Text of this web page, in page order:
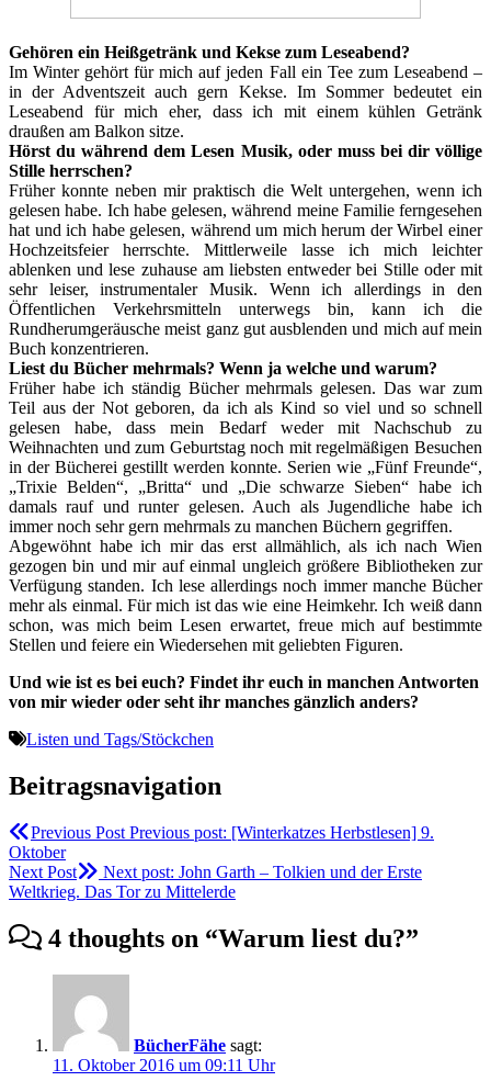
Gehören ein Heißgetränk und Kekse zum Leseabend?
Im Winter gehört für mich auf jeden Fall ein Tee zum Leseabend –
in der Adventszeit auch gern Kekse. Im Sommer bedeutet ein
Leseabend für mich eher, dass ich mit einem kühlen Getränk
draußen am Balkon sitze.
Hörst du während dem Lesen Musik, oder muss bei dir völlige
Stille herrschen?
Früher konnte neben mir praktisch die Welt untergehen, wenn ich
gelesen habe. Ich habe gelesen, während meine Familie ferngesehen
hat und ich habe gelesen, während um mich herum der Wirbel einer
Hochzeitsfeier herrschte. Mittlerweile lasse ich mich leichter
ablenken und lese zuhause am liebsten entweder bei Stille oder mit
sehr leiser, instrumentaler Musik. Wenn ich allerdings in den
Öffentlichen Verkehrsmitteln unterwegs bin, kann ich die
Rundherumgeräusche meist ganz gut ausblenden und mich auf mein
Buch konzentrieren.
Liest du Bücher mehrmals? Wenn ja welche und warum?
Früher habe ich ständig Bücher mehrmals gelesen. Das war zum
Teil aus der Not geboren, da ich als Kind so viel und so schnell
gelesen habe, dass mein Bedarf weder mit Nachschub zu
Weihnachten und zum Geburtstag noch mit regelmäßigen Besuchen
in der Bücherei gestillt werden konnte. Serien wie „Fünf Freunde“,
„Trixie Belden“, „Britta“ und „Die schwarze Sieben“ habe ich
damals rauf und runter gelesen. Auch als Jugendliche habe ich
immer noch sehr gern mehrmals zu manchen Büchern gegriffen.
Abgewöhnt habe ich mir das erst allmählich, als ich nach Wien
gezogen bin und mir auf einmal ungleich größere Bibliotheken zur
Verfügung standen. Ich lese allerdings noch immer manche Bücher
mehr als einmal. Für mich ist das wie eine Heimkehr. Ich weiß dann
schon, was mich beim Lesen erwartet, freue mich auf bestimmte
Stellen und feiere ein Wiedersehen mit geliebten Figuren.
Und wie ist es bei euch? Findet ihr euch in manchen Antworten
von mir wieder oder seht ihr manches gänzlich anders?
Listen und Tags/Stöckchen
Beitragsnavigation
Previous Post Previous post: [Winterkatzes Herbstlesen] 9.
Oktober
Next Post
Next post: John Garth – Tolkien und der Erste
Weltkrieg. Das Tor zu Mittelerde
4 thoughts on “Warum liest du?”
BücherFähe sagt:
11. Oktober 2016 um 09:11 Uhr